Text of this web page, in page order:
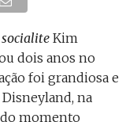
Kim
dois anos no
foi grandiosa e
na
momento